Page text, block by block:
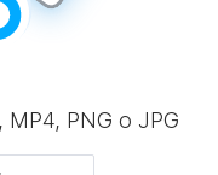
MP4, PNG o JPG